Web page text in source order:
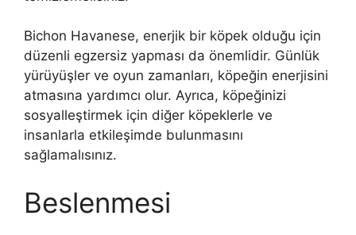
Bichon Havanese, enerjik bir köpek olduğu için
düzenli egzersiz yapması da önemlidir. Günlük
yürüyüşler ve oyun zamanları, köpeğin enerjisini
atmasına yardımcı olur. Ayrıca, köpeğinizi
sosyalleştirmek için diğer köpeklerle ve
insanlarla etkileşimde bulunmasını
sağlamalısınız.
Beslenmesi